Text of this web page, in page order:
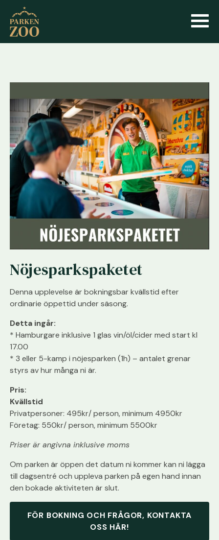
Nöjesparkspaketet
Denna upplevelse är bokningsbar kvällstid efter
ordinarie öppettid under säsong.
Detta ingår:
* Hamburgare inklusive 1 glas vin/öl/cider med start kl
17.00
* 3 eller 5-kamp i nöjesparken (1h) – antalet grenar
styrs av hur många ni är.
Pris:
Kvällstid
Privatpersoner: 495kr/ person, minimum 4950kr
Företag: 550kr/ person, minimum 5500kr
Priser är angivna inklusive moms
Om parken är öppen det datum ni kommer kan ni lägga
till dagsentré och uppleva parken på egen hand innan
den bokade aktiviteten är slut.
FÖR BOKNING OCH FRÅGOR, KONTAKTA
OSS HÄR!